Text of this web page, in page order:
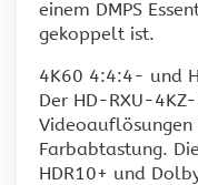
einem DMPS
gekoppelt ist.
4K60 4:4:4- und
Der HD-RXU-
Farbabtastung.
HDR10+ und